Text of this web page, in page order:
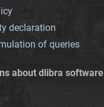
declaration
of queries
about dlibra software